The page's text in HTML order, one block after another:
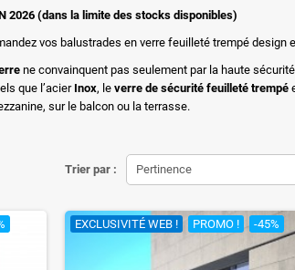
2026 (dans la limite des stocks disponibles)
vos balustrades en verre feuilleté trempé
ne convainquent pas seulement par la haute
que l’acierInox, le verre de sécurité feuilleté trempé
sur le balcon ou la terrasse.
Trier par : Pertinence
EXCLUSIVITÉ WEB ! PROMO ! -45%